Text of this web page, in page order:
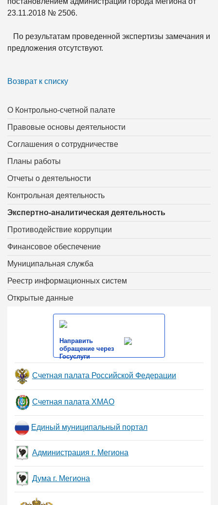
О Контрольно-счетной палате
Правовые основы деятельности
Соглашения о сотрудничестве
Планы работы
Отчеты о деятельности
Контрольная деятельность
Экспертно-аналитическая деятельность
Противодействие коррупции
Финансовое обеспечение
Муниципальная служба
Реестр информационных систем
Открытые данные
Направить
обращение через
Госуслуги
Счетная палата Российской Федерации
Счетная палата ХМАО
Единый муниципальный портал
Администрация г. Мегиона
Дума г. Мегиона
23.11.2018 № 2506.
По результатам проведенной экспертизы замечания и
предложения отсутствуют.
Возврат к списку